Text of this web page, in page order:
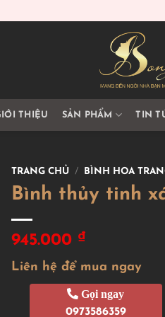
THIỆU SẢN PHẨM TIN
TRANG CHỦ / BÌNH HOA
Bình thủy tinh
945.000 ₫
Liên hệ để mua ngay
Gọi ngay
0973586359